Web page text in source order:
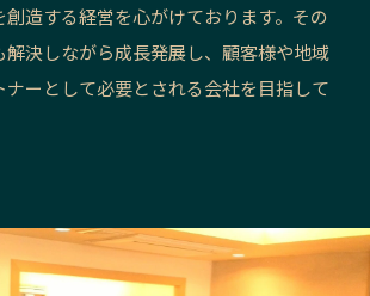
新潟エリア
石川エリア
山梨エリア
大阪市エリア
堺・泉州エリア
創造する経営を心がけております。その
解決しながら成長発展し、顧客様や地域
ーとして必要とされる会社を目指して